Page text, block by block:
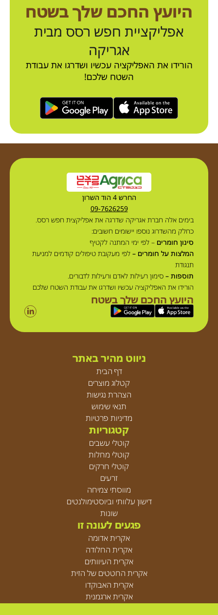
היועץ החכם שלך בשטח
אפליקציית חפש רסס מבית
אגריקה
הורידו את האפליקציה עכשיו ושדרגו את עבודת
השטח שלכם!
החרש 4 הוד השרון
09-7626259
בימים אלה חברת אגריקה שדרגה את אפליקצית חפש רסס.
כחלק מהשדרוג נוספו יישומים חשובים:
סינון חומרים – לפי ימי המתנה לקטיף
המלצות על חומרים – לפי מעקובת טיפולים קודמים למניעת
תנגודת
תוספות – סימון רעילות לאדם ורעילות לדבורים.
הורידו את האפליקציה עכשיו ושדרגו את עבודת השטח שלכם
היועץ החכם שלך בשטח
ניווט מהיר באתר
דף הבית
קטלוג מוצרים
הצהרת נגישות
תנאי שימוש
מדיניות פרטיות
קטגוריות
קוטלי עשבים
קוטלי מחלות
קוטלי חרקים
זרעים
מווסתי צמיחה
דישון עלוותי וביוסטימולנטים
שונות
פגעים לעונה זו
אקרית אדומה
אקרית החלודה
אקרית העיוותים
אקרית החטטים של הזית
אקרית האבוקדו
אקרית ארגמנית